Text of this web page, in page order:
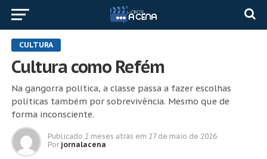
CULTURA
Cultura como Refém
Na gangorra política, a classe passa a fazer escolhas
políticas também por sobrevivência. Mesmo que de
forma inconsciente.
Publicado 2 meses atrás em 27 de maio de 2026
Por jornalacena